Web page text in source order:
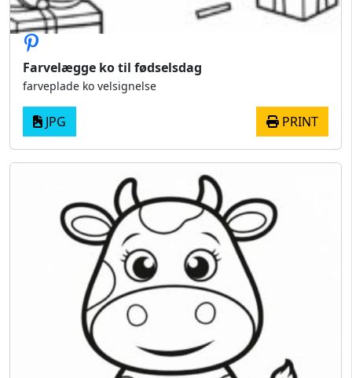
Farvelægge ko til fødselsdag
farveplade ko velsignelse
JPG PRINT